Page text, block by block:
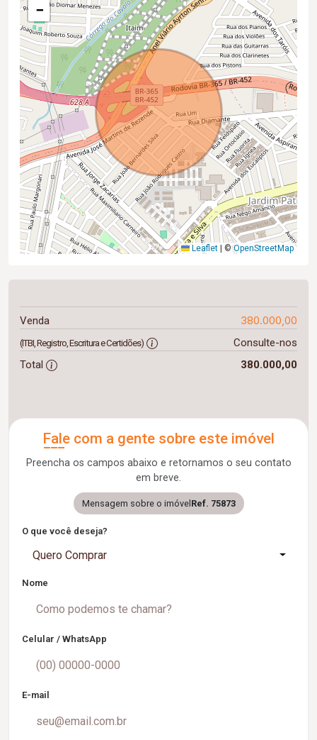
−
Leaflet | ©OpenStreetMap
Venda 380.000,00
(ITBI, Registro, Escritura e Certidões)
Consulte-nos
Total
380.000,00
Fale com a gente sobre este imóvel
Preencha os campos abaixo e retornamos o seu contato
em breve.
Mensagem sobre o imóvelRef. 75873
O que você deseja?
Quero Comprar
Nome
Celular / WhatsApp
E-mail